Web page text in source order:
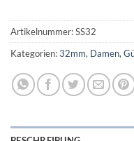
Artikelnummer:SS32
Kategorien:32mm, Damen,